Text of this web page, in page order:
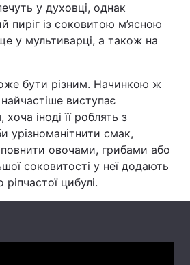
Світ
Лайт
Інциденти
Туризм
Погода
у духовці, однак
пиріг із соковитою м’ясною
у мультиварці, а також на
бути різним. Начинкою ж
виступає
іноді її роблять з
урізноманітнити смак,
овочами, грибами або
соковитості у неї додають
цибулі.